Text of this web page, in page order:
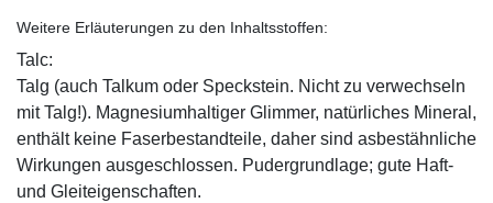
Weitere Erläuterungen zu den Inhaltsstoffen:
Talc:
Talg (auch Talkum oder Speckstein. Nicht zu verwechseln
mit Talg!). Magnesiumhaltiger Glimmer, natürliches Mineral,
enthält keine Faserbestandteile, daher sind asbestähnliche
Wirkungen ausgeschlossen. Pudergrundlage; gute Haft-
und Gleiteigenschaften.